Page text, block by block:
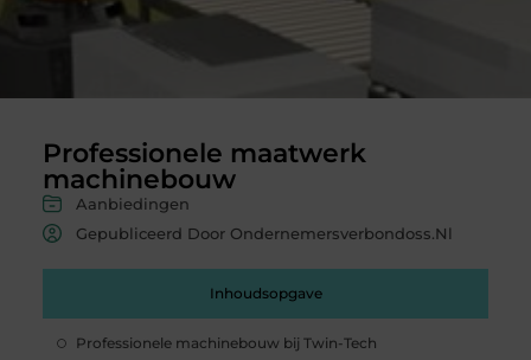
Professionele maatwerk
machinebouw
Aanbiedingen
Gepubliceerd Door Ondernemersverbondoss.nl
Inhoudsopgave
Professionele machinebouw bij Twin-Tech